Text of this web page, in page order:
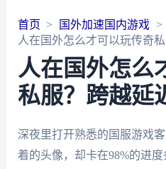
首页
国外加速国内游戏
人在国外怎么才可以玩传奇
人在国外怎么
私服？跨越延
深夜里打开熟悉的国服游戏
着的头像，却卡在98%的进